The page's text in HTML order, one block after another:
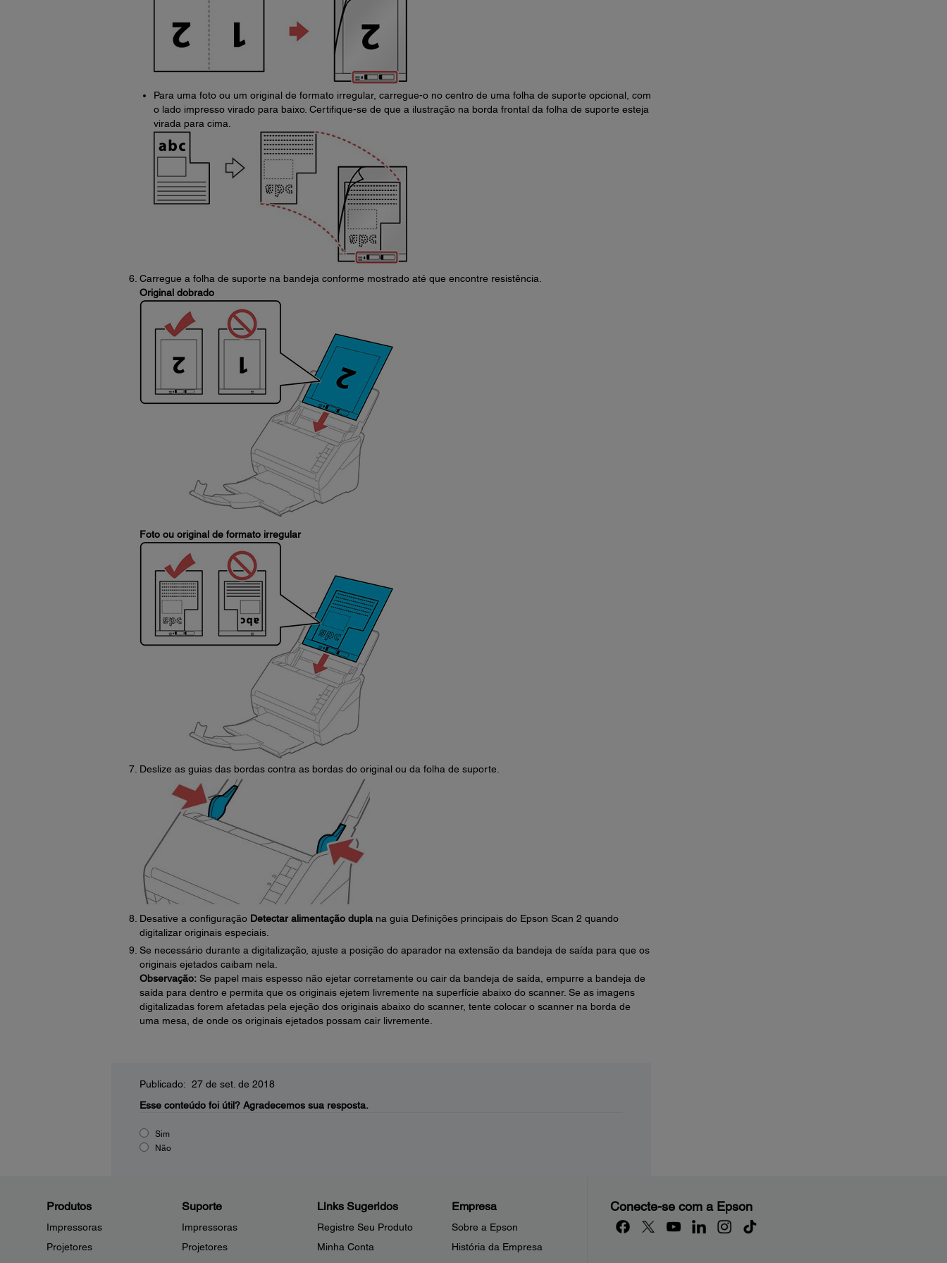
Para uma foto ou um original de formato irregular, carregue-o no centro de uma folha de suporte opcional, com
o lado impresso virado para baixo. Certifique-se de que a ilustração na borda frontal da folha de suporte esteja
virada para cima.
Carregue a folha de suporte na bandeja conforme mostrado até que encontre resistência.
Original dobrado
Foto ou original de formato irregular
Deslize as guias das bordas contra as bordas do original ou da folha de suporte.
Desative a configuração Detectar alimentação duplana guia Definições principais do Epson Scan 2 quando
digitalizar originais especiais.
Se necessário durante a digitalização, ajuste a posição do aparador na extensão da bandeja de saída para que os
originais ejetados caibam nela.
Observação:Se papel mais espesso não ejetar corretamente ou cair da bandeja de saída, empurre a bandeja de
saída para dentro e permita que os originais ejetem livremente na superfície abaixo do scanner. Se as imagens
digitalizadas forem afetadas pela ejeção dos originais abaixo do scanner, tente colocar o scanner na borda de
uma mesa, de onde os originais ejetados possam cair livremente.
Publicado: 27 de set. de 2018
Esse conteúdo foi útil? Agradecemos sua resposta.
Sim
Não
Produtos
Impressoras
Projetores
Suporte
Impressoras
Projetores
Links Sugeridos
Registre Seu Produto
Minha Conta
Empresa
Sobre a Epson
História da Empresa
Conecte-se com a Epson